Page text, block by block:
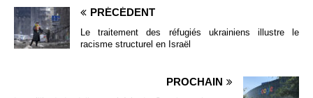
PRÉCÉDENT
Le traitement des réfugiés ukrainiens illustre le
racisme structurel en Israël
PROCHAIN